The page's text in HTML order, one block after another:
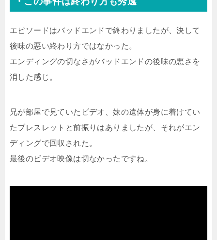
エピソードはバッドエンドで終わりましたが、決して
後味の悪い終わり方ではなかった。
エンディングの切なさがバッドエンドの後味の悪さを
消した感じ。
兄が部屋で見ていたビデオ、妹の遺体が身に着けてい
たブレスレットと前振りはありましたが、それがエン
ディングで回収された。
最後のビデオ映像は切なかったですね。